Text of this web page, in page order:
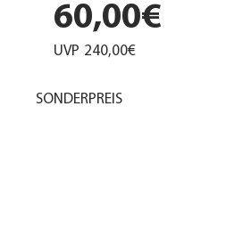
60,00€
UVP 240,00€
SONDERPREIS